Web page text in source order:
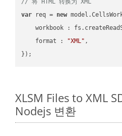
// 将 HTML 转换为 XML
var req = new
workbook :
format : "XML" ,
XLSM Files to XML
Nodejs 변환